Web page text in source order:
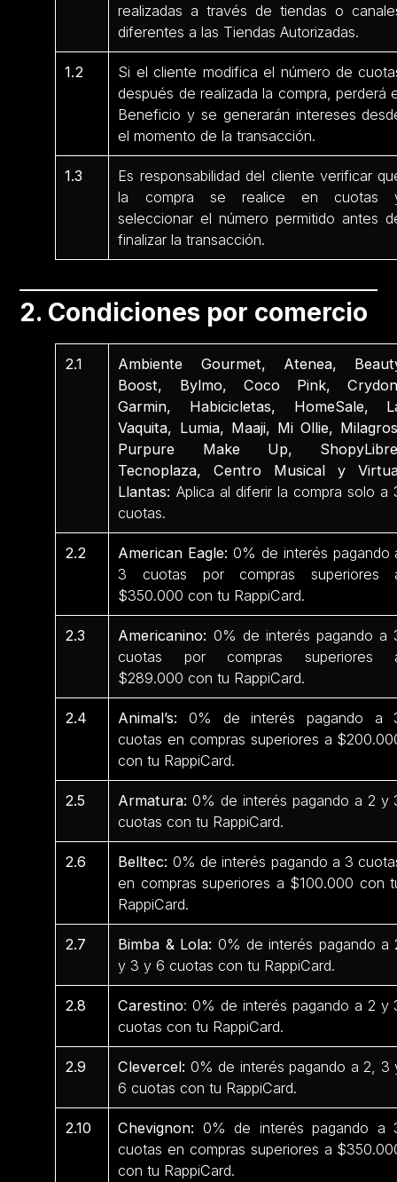
realizadas a través de tiendas o
diferentes a las Tiendas Autorizadas.
1.2
Si el cliente modifica el número de
después de realizada la compra, perderá
Beneficio y se generarán intereses
el momento de la transacción.
1.3
Es responsabilidad del cliente verificar
la compra se realice en cuotas
seleccionar el número permitido antes
finalizar la transacción.
2. Condiciones por comercio
2.1
Ambiente Gourmet, Atenea,
Boost, Bylmo, Coco Pink,
Garmin, Habicicletas, HomeSale,
Vaquita, Lumia, Maaji, Mi Ollie,
Purpure Make Up,
Tecnoplaza, Centro Musical y
Llantas: Aplica al diferir la compra solo a
cuotas.
2.2 American Eagle:0% de interés pagando
3 cuotas por compras superiores
$350.000 con tu RappiCard.
2.3 Americanino: 0% de interés pagando a
cuotas por compras superiores
$289.000 con tu RappiCard.
2.4 Animal’s:0% de interés pagando a
cuotas en compras superiores a
con tu RappiCard.
2.5 Armatura: 0% de interés pagando a 2 y
cuotas con tu RappiCard.
2.6 Belltec: 0% de interés pagando a 3
en compras superiores a $100.000 con
RappiCard.
2.7 Bimba & Lola: 0% de interés pagando a
y 3 y 6 cuotas con tu RappiCard.
2.8 Carestino: 0% de interés pagando a 2 y
cuotas con tu RappiCard.
2.9 Clevercel: 0% de interés pagando a 2, 3
6 cuotas con tu RappiCard.
2.10 Chevignon: 0% de interés pagando a
cuotas en compras superiores a
con tu RappiCard.